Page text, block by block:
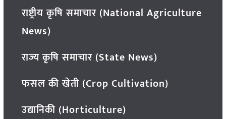
राष्ट्रीय कृषि समाचार (National Agriculture
News)
राज्य कृषि समाचार (State News)
फसल की खेती (Crop Cultivation)
उद्यानिकी (Horticulture)